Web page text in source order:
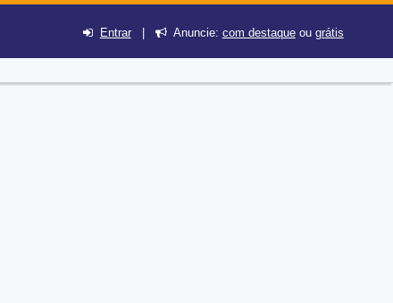
Entrar| Anuncie: com destaqueou grátis